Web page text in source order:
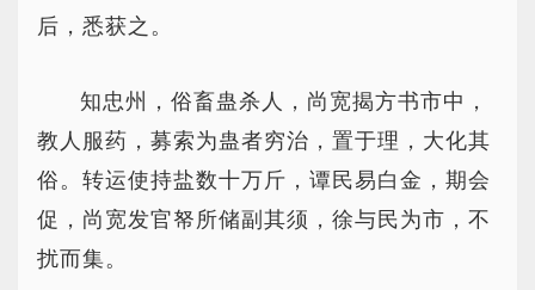
后，悉获之。
知忠州，俗畜蛊杀人，尚宽揭方书市中，
教人服药，募索为蛊者穷治，置于理，大化其
俗。转运使持盐数十万斤，谭民易白金，期会
促，尚宽发官帑所储副其须，徐与民为市，不
扰而集。